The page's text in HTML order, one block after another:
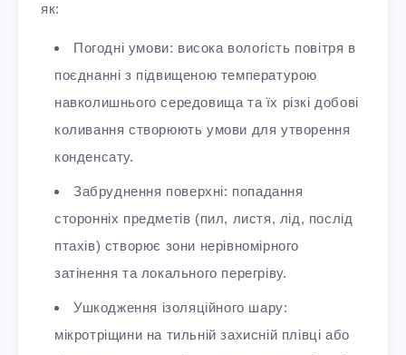
як:
Погодні умови: висока вологість повітря в
поєднанні з підвищеною температурою
навколишнього середовища та їх різкі добові
коливання створюють умови для утворення
конденсату.
Забруднення поверхні: попадання
сторонніх предметів (пил, листя, лід, послід
птахів) створює зони нерівномірного
затінення та локального перегріву.
Ушкодження ізоляційного шару:
мікротріщини на тильній захисній плівці або